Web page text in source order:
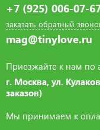
+7 (925) 006-07-
заказать обратный
mag@tinylove.ru
Приезжайте к нам по
г. Москва, ул.
заказов)
Мы принимаем к